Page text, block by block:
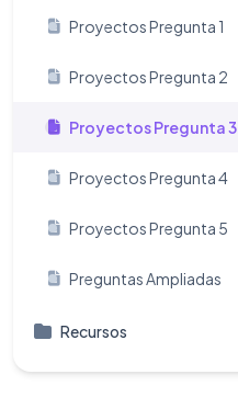
Proyectos Pregunta 1
Proyectos Pregunta 2
Proyectos Pregunta 3
Proyectos Pregunta 4
Proyectos Pregunta 5
Preguntas Ampliadas
Recursos